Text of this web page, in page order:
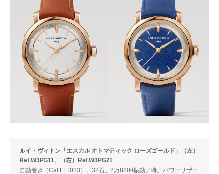
ルイ・ヴィトン「エスカル オトマティック ローズゴールド」（左）
Ref.W3PG11、（右）Ref.W3PG21
自動巻き（Cal.LFT023）。32石。2万8800振動／時。パワーリザー